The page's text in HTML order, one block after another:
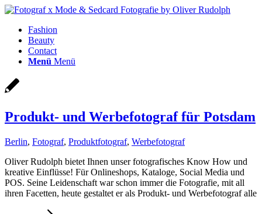
Fashion
Beauty
Contact
Menü Menü
Produkt- und Werbefotograf für Potsdam
Berlin, Fotograf, Produktfotograf, Werbefotograf
Oliver Rudolph bietet Ihnen unser fotografisches Know How und
kreative Einflüsse! Für Onlineshops, Kataloge, Social Media und
POS. Seine Leidenschaft war schon immer die Fotografie, mit all
ihren Facetten, heute gestaltet er als Produkt- und Werbefotograf alle